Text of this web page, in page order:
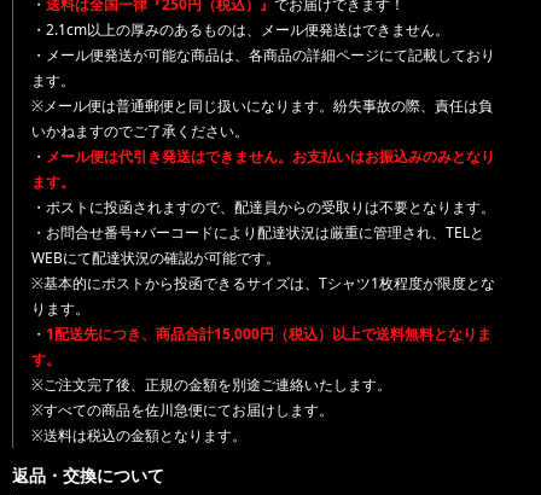
・2.1cm以上の厚みのあるものは、メール便発送はできません。
・メール便発送が可能な商品は、各商品の詳細ページにて記載しており
ます。
※メール便は普通郵便と同じ扱いになります。紛失事故の際、責任は負
いかねますのでご了承ください。
・ メール便は代引き発送はできません。お支払いはお振込みのみとなり
ます。
・ポストに投函されますので、配達員からの受取りは不要となります。
・お問合せ番号+バーコードにより配達状況は厳重に管理され、TELと
WEBにて配達状況の確認が可能です。
※基本的にポストから投函できるサイズは、Tシャツ1枚程度が限度とな
ります。
・ 1配送先につき、商品合計15,000円（税込）以上で送料無料となりま
す。
※ご注文完了後、正規の金額を別途ご連絡いたします。
※すべての商品を佐川急便にてお届けします。
※送料は税込の金額となります。
返品・交換について